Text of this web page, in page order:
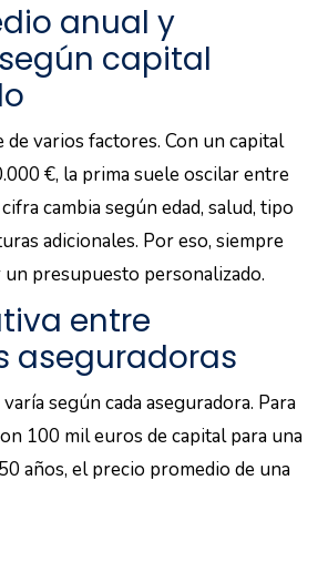
anual y
capital
de varios factores. Con un capital
€, la prima suele oscilar entre
cambia según edad, salud, tipo
adicionales. Por eso, siempre
presupuesto personalizado.
entre
aseguradoras
según cada aseguradora. Para
100 mil euros de capital para una
años, el precio promedio de una